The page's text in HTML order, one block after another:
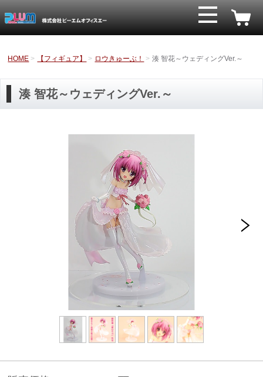
HOME 【フィギュア】 ロウきゅーぶ！ 湊 智花～ウェディングVer.～
湊 智花～ウェディングVer.～